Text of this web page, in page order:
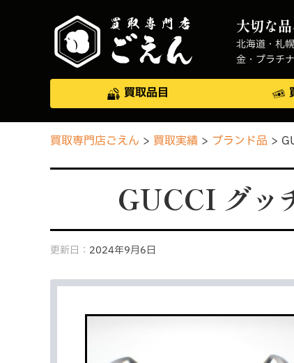
大切な
北海道・札
金・プラチ
買取品目
買取専門店ごえん 買取実績 ブランド品
GUCCI グッ
更新日： 2024年9月6日